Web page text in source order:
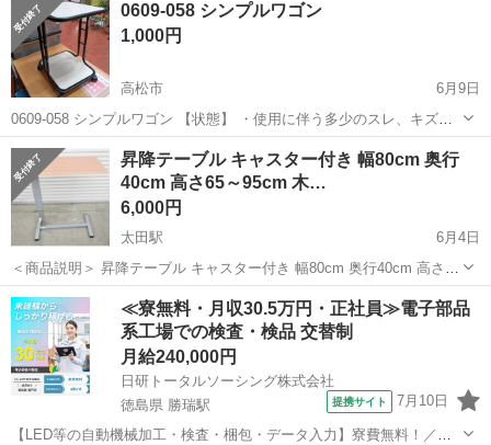
0609-058 シンプルワゴン
1,000円
高松市
6月9日
0609-058 シンプルワゴン 【状態】 ・使用に伴う多少のスレ、キズ、
落としきれない汚れなどございます ・詳細は現地でご確認ください ・
お値引きは出来かねますのでご了承願います ※中古品のため、状態に
つ...
香川 高松市 テーブル 現地
昇降テーブル キャスター付き 幅80cm 奥行
40cm 高さ65～95cm 木…
6,000円
太田駅
6月4日
＜商品説明＞ 昇降テーブル キャスター付き 幅80cm 奥行40cm 高さ65
～95cm 木目調 サイドテーブル 昇降式デスク ワークテーブル ナチュ
ラル 1435ZS メーカー 型番 全体の...
香川 高松市 太田駅 テーブル
≪寮無料・月収30.5万円・正社員≫電子部品
系工場での検査・検品 交替制
月給240,000円
日研トータルソーシング株式会社
徳島県 勝瑞駅
提携サイト 7月10日
【LED等の自動機械加工・検査・梱包・データ入力】寮費無料！／年